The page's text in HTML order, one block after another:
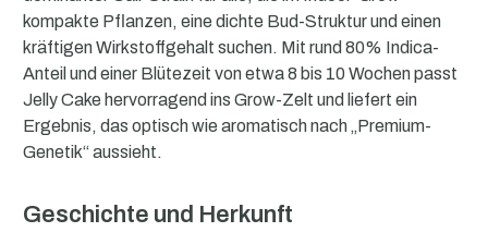
kompakte Pflanzen, eine dichte Bud-Struktur und einen
kräftigen Wirkstoffgehalt suchen. Mit rund 80% Indica-
Anteil und einer Blütezeit von etwa 8 bis 10 Wochen passt
Jelly Cake hervorragend ins Grow-Zelt und liefert ein
Ergebnis, das optisch wie aromatisch nach „Premium-
Genetik“ aussieht.
Geschichte und Herkunft